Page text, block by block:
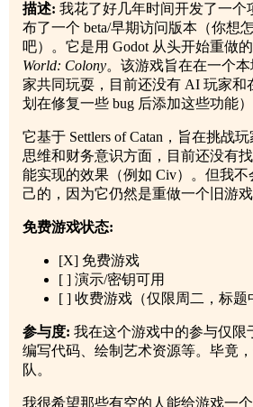
描述: 我花了好几年时间开发了一个
布了一个 beta/早期访问版本（你想
吧）。它是用 Godot 从头开始重做的
World: Colony。该游戏旨在在一个
家共同玩耍，目前还没有 AI 玩家和
划在修复一些 bug 后添加这些功能）
它基于 Settlers of Catan，旨在挑战
思维和财务意识方面，目前还没有
能实现的效果（例如 Civ）。但我不
己的，因为它仍然是重做一个旧游戏
免费游戏状态:
[X] 免费游戏
[ ] 演示/密钥可用
[ ] 收费游戏（仅限周二，标题
参与度: 我在这个游戏中的参与仅
编写代码、绘制艺术资源等。毕竟
队。
我很希望那些有空的人能给游戏一